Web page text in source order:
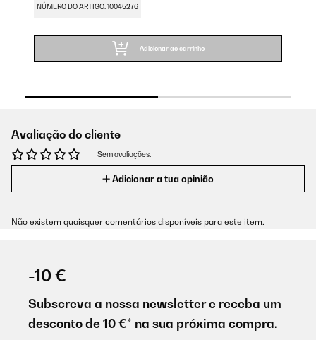
NÚMERO DO ARTIGO: 10045276
Adicionar ao carrinho
Avaliação do cliente
Sem avaliações.
Adicionar a tua opinião
Não existem quaisquer comentários disponíveis para este item.
-10 €
Subscreva a nossa newsletter e receba um
desconto de 10 €* na sua próxima compra.